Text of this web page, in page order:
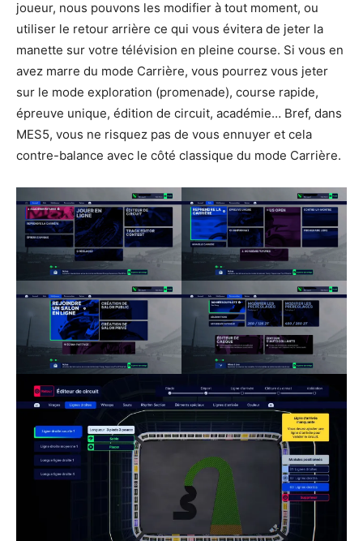
joueur, nous pouvons les modifier à tout moment, ou
utiliser le retour arrière ce qui vous évitera de jeter la
manette sur votre télévision en pleine course. Si vous en
avez marre du mode Carrière, vous pourrez vous jeter
sur le mode exploration (promenade), course rapide,
épreuve unique, édition de circuit, académie… Bref, dans
MES5, vous ne risquez pas de vous ennuyer et cela
contre-balance avec le côté classique du mode Carrière.